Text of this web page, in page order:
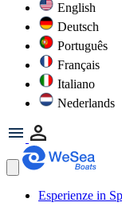
English
Deutsch
Português
Français
Italiano
Nederlands
Esperienze in